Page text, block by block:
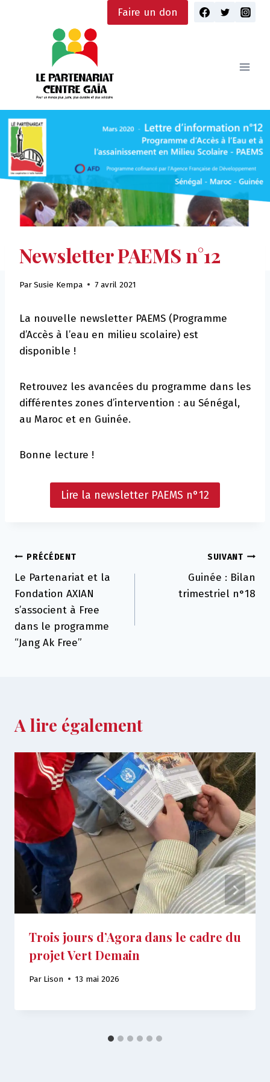
Faire un don
Newsletter PAEMS n°12
ParSusie Kempa 7 avril 2021
La nouvelle newsletter PAEMS (Programme
d’Accès à l’eau en milieu scolaire) est
disponible !
Retrouvez les avancées du programme dans les
différentes zones d’intervention : au Sénégal,
au Maroc et en Guinée.
Bonne lecture !
Lire la newsletter PAEMS n°12
Navigation
de
l’article
PRÉCÉDENT
Le Partenariat et la
Fondation AXIAN
s’associent à Free
dans le programme
“Jang Ak Free”
SUIVANT
Guinée : Bilan
trimestriel n°18
A lire également
Trois jours d’Agora dans le cadre du
projet Vert Demain
Par Lison 13 mai 2026